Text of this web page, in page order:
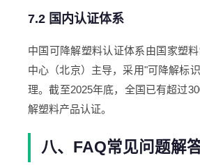
7.2 国内认证体系
中国可降解塑料认证体系由国家塑
中心（北京）主导，采用"可降解标
理。截至2025年底，全国已有超过
解塑料产品认证。
八、FAQ常见问题解